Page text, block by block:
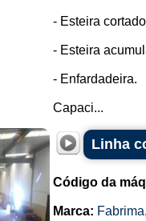
- Esteira
- Esteira
- Enfardadeira.
Capaci...
Linha
Código da
Marca: Fabrima